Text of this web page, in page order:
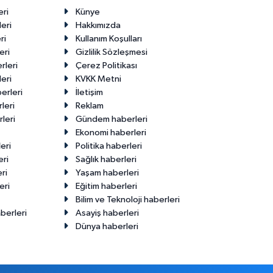
Künye
Hakkımızda
Kullanım Koşulları
Gizlilik Sözleşmesi
Çerez Politikası
KVKK Metni
İletişim
Reklam
Gündem haberleri
Ekonomi haberleri
Politika haberleri
Sağlık haberleri
Yaşam haberleri
Eğitim haberleri
Bilim ve Teknoloji haberleri
Asayiş haberleri
Dünya haberleri